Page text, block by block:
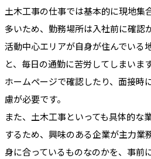
土木工事の仕事では基本的に現地集
多いため、勤務場所は入社前に確認
活動中心エリアが自身が住んでいる
と、毎日の通勤に苦労してしまいます
ホームページで確認したり、面接時
慮が必要です。
また、土木工事といっても具体的な
するため、興味のある企業が主力業
身に合っているものなのかを、事前